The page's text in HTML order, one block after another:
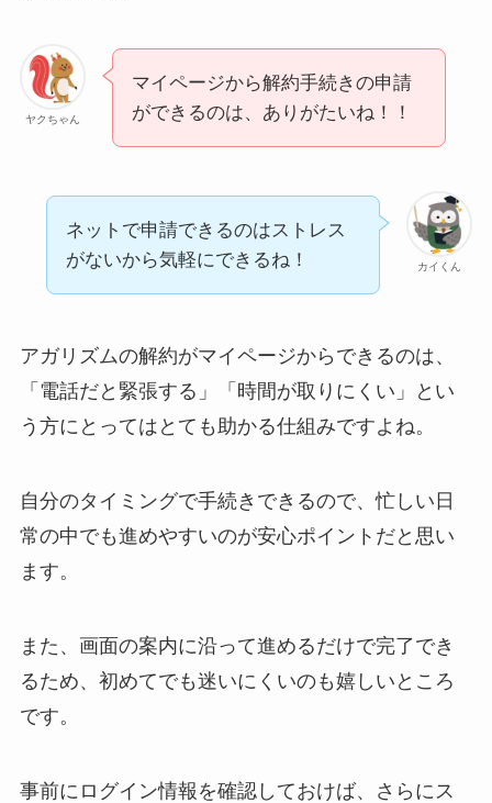
ヤクちゃん
マイページから解約手続きの申請
ができるのは、ありがたいね！！
カイくん
ネットで申請できるのはストレス
がないから気軽にできるね！
アガリズムの解約がマイページからできるのは、
「電話だと緊張する」「時間が取りにくい」とい
う方にとってはとても助かる仕組みですよね。
自分のタイミングで手続きできるので、忙しい日
常の中でも進めやすいのが安心ポイントだと思い
ます。
また、画面の案内に沿って進めるだけで完了でき
るため、初めてでも迷いにくいのも嬉しいところ
です。
事前にログイン情報を確認しておけば、さらにス